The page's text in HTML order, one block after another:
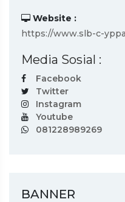
Website :
https://www.slb-c-
Media Sosial :
Facebook
Twitter
Instagram
Youtube
081228989269
BANNER